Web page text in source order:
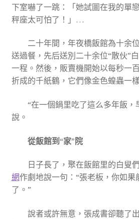
下室嚇了一跳：「她試圖在我的單
秤座太可怕了！」…
二十年間，年夜橋飯館為十余
送過餐，先后送別二十余位“散伙”
一程。然後，販賣機開始以每秒一
折成的千紙鶴，它們像金色蝗蟲一
“在一個鍋里吃了這么多年飯，
說。
從飯館到“家”院
日子長了，聚在飯館里的白叟
網作劇地說一句：“張老板，你如果
了。”
說者或許無意，張成書卻聽了